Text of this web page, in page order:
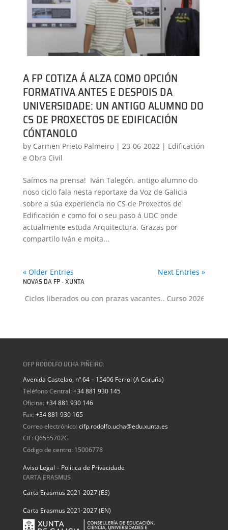
A FP COTIZA Á ALZA COMO OPCIÓN
FORMATIVA ANTES E DESPOIS DA
UNIVERSIDADE: UN ANTIGO ALUMNO DO
CS DE PROXECTOS DE EDIFICACIÓN
CÓNTANOLO
by Carmen Prieto Palmeiro| 23-06-2022| Edificación
e Obra Civil
Saímos na prensa! Iván Talegón, antigo alumno do
noso ciclo fala nesta reportaxe da Voz de Galicia
sobre a súa experiencia no CS de Proxectos de
Edificación e como foi o seu paso á UDC onde
actualmente estuda Arquitectura. Grazas por
compartilo Iván e moita...
« Older Entries Next Entries »
NOVAS DA FP - XUNTA
Ciclos liberados ou con prazas vacantes.. Curso 2026-2027
CIFP RODOLFO UCHA PIÑEIRO:
Avenida Castelao, nº 64 – 15406 Ferrol (A Coruña)
Teléfono Central: +34 881 930 145
Oficina: +34 881 930 146
Fax: +34 881 930 165
Correo electrónico: cifp.rodolfo.ucha@edu.xunta.es
CIF: Q6555702G
Código de centro: 15006778
Aviso Legal – Política de Privacidade
CARTA ERASMUS
Carta Erasmus 2021-2027 (ES)
Carta Erasmus 2021-2027 (EN)